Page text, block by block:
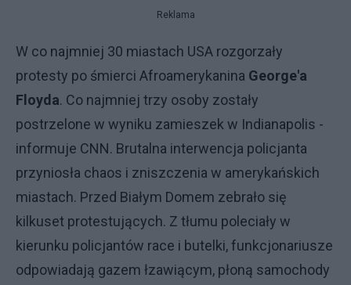
Reklama
W co najmniej 30 miastach USA rozgorzały
protesty po śmierci Afroamerykanina George'a
Floyda. Co najmniej trzy osoby zostały
postrzelone w wyniku zamieszek w Indianapolis -
informuje CNN. Brutalna interwencja policjanta
przyniosła chaos i zniszczenia w amerykańskich
miastach. Przed Białym Domem zebrało się
kilkuset protestujących. Z tłumu poleciały w
kierunku policjantów race i butelki, funkcjonariusze
odpowiadają gazem łzawiącym, płoną samochody